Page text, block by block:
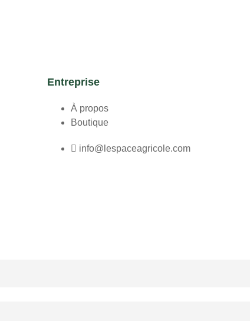
Entreprise
À propos
Boutique
info@lespaceagricole.com